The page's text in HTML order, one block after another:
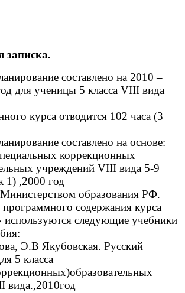
записка.
составлено на 2010 –
для ученицы 5 класса VIII вида
курса отводится 102 часа (3
составлено на основе:
коррекционных
учреждений VIII вида 5-9
1) ,2000 год
образования РФ.
программного содержания курса
используются следующие учебники
Э.В Якубовская. Русский
5 класса
вида.,2010год